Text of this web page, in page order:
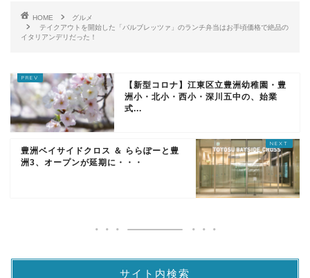
HOME
グルメ
テイクアウトを開始した「バルブレッツァ」のランチ弁当はお手頃価格で絶品の
イタリアンデリだった！
【新型コロナ】江東区立豊洲幼稚園・豊
洲小・北小・西小・深川五中の、始業
式...
豊洲ベイサイドクロス ＆ ららぽーと豊
洲3、オープンが延期に・・・
サイト内検索